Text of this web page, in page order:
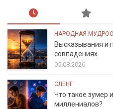
НАРОДНАЯ
Высказывания и
совпадениях
05.08.2026
СЛЕНГ
Что такое зумер
миллениалов?